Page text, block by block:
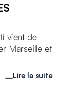
vient de
Marseille et
Lire la suite